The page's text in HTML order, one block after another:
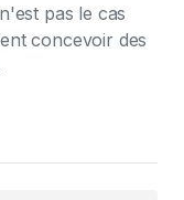
pas le cas
concevoir des